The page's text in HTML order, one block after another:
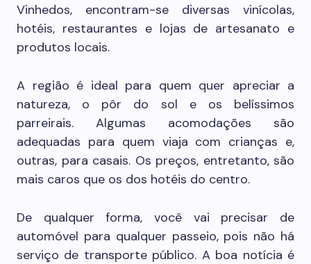
Vinhedos, encontram-se diversas vinícolas,
hotéis, restaurantes e lojas de artesanato e
produtos locais.
A região é ideal para quem quer apreciar a
natureza, o pôr do sol e os belíssimos
parreirais. Algumas acomodações são
adequadas para quem viaja com crianças e,
outras, para casais. Os preços, entretanto, são
mais caros que os dos hotéis do centro.
De qualquer forma, você vai precisar de
automóvel para qualquer passeio, pois não há
serviço de transporte público. A boa notícia é